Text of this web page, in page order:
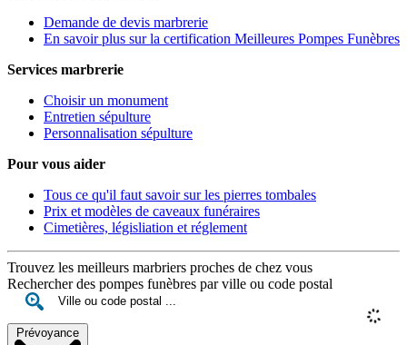
Demande de devis marbrerie
En savoir plus sur la certification Meilleures Pompes Funèbres
Services marbrerie
Choisir un monument
Entretien sépulture
Personnalisation sépulture
Pour vous aider
Tous ce qu'il faut savoir sur les pierres tombales
Prix et modèles de caveaux funéraires
Cimetières, législiation et réglement
Trouvez les meilleurs marbriers proches de chez vous
Rechercher des pompes funèbres par ville ou code postal
Prévoyance